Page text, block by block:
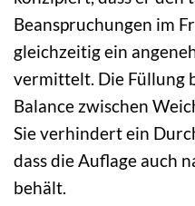
Beanspruchungen im
gleichzeitig ein
vermittelt. Die Füllung
Balance zwischen
Sie verhindert ein
dass die Auflage auch
behält.